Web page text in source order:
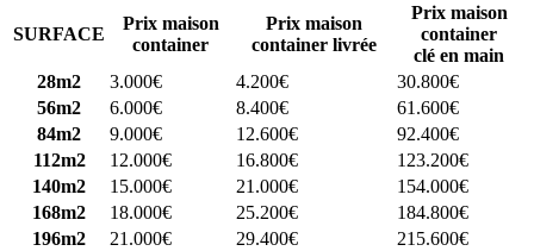
SURFACE
Prix maison
container
Prix maison
container livrée
Prix maison
container
clé en main
28m2
3.000€ 4.200€
30.800€
56m2
6.000€ 8.400€
61.600€
84m2
9.000€ 12.600€
92.400€
112m2
12.000€ 16.800€
123.200€
140m2
15.000€ 21.000€
154.000€
168m2
18.000€ 25.200€
184.800€
196m2
21.000€ 29.400€ 215.600€